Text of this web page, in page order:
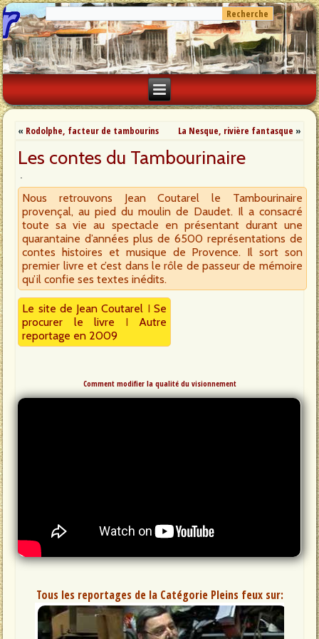
« Rodolphe, facteur de tambourins La Nesque, rivière fantasque »
Les contes du Tambourinaire
Nous retrouvons Jean Coutarel le Tambourinaire
provençal, au pied du moulin de Daudet. Il a consacré
toute sa vie au spectacle en présentant durant une
quarantaine d’années plus de 6500 représentations de
contes histoires et musique de Provence. Il sort son
premier livre et c’est dans le rôle de passeur de mémoire
qu’il confie ses textes inédits.
Le site de Jean Coutarel I Se
procurer le livre I Autre
reportage en 2009
Comment modifier la qualité du visionnement
Tous les reportages de la Catégorie Pleins feux sur: